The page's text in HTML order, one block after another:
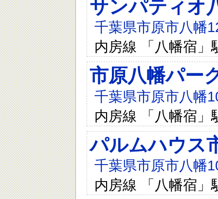
サンパティオ
千葉県市原市八幡
内房線 「八幡宿」
市原八幡パー
千葉県市原市八幡
内房線 「八幡宿」
パルムハウス
千葉県市原市八幡
内房線 「八幡宿」